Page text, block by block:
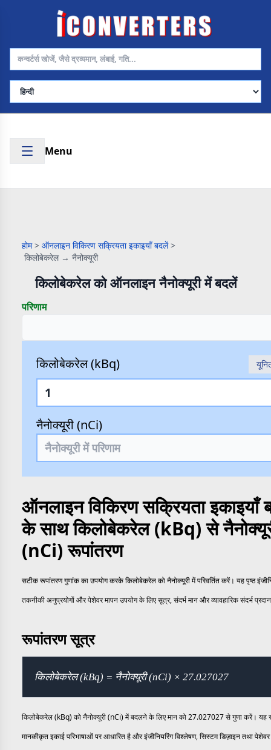
भाषा चुनें
Menu
होम > ऑनलाइन विकिरण सक्रियता इकाइयाँ बदलें >
किलोबेकरेल → नैनोक्यूरी
किलोबेकरेल को ऑनलाइन नैनोक्यूरी में बदलें
परिणाम
किलोबेकरेल (kBq)
नैनोक्यूरी (nCi)
ऑनलाइन विकिरण सक्रियता इकाइयाँ
के साथ किलोबेकरेल (kBq) से
(nCi) रूपांतरण
सटीक रूपांतरण गुणांक का उपयोग करके किलोबेकरेल को नैनोक्यूरी में परिवर्तित करें। यह पृष्ठ
तकनीकी अनुप्रयोगों और पेशेवर मापन उपयोग के लिए सूत्र, संदर्भ मान और व्यावहारिक संदर्भ
रूपांतरण सूत्र
किलोबेकरेल (kBq) = नैनोक्यूरी (nCi) × 27.027027
किलोबेकरेल (kBq) को नैनोक्यूरी (nCi) में बदलने के लिए मान को 27.027027 से गुणा करें। यह
मानकीकृत इकाई परिभाषाओं पर आधारित है और इंजीनियरिंग विश्लेषण, सिस्टम डिज़ाइन तथा पेशेवर